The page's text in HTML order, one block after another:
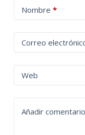
Nombre *
Correo
Web
Añadir comentario
l
t
a
t